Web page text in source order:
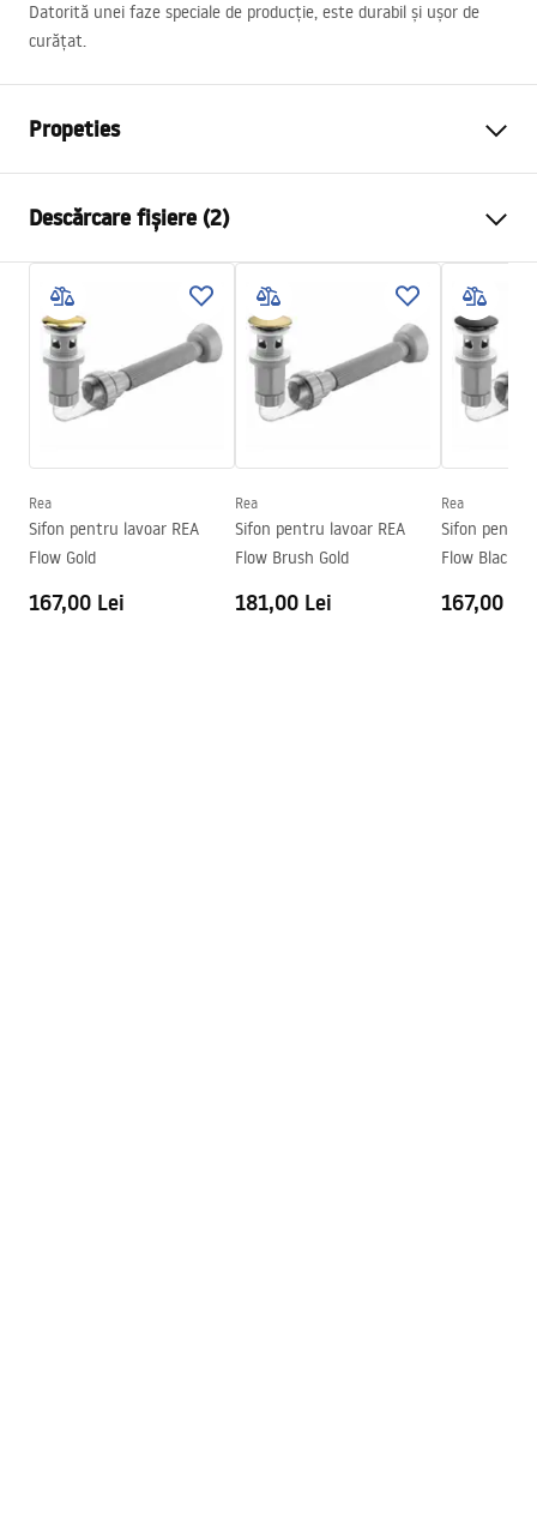
Datorită unei faze speciale de producție, este durabil și ușor de
curățat.
Propeties
Material
Culoare
Imitație piatră
Finisaj
Mat
Lungime
465
Latime
330mm
Inalime
135
Formă
Preaplin
Da Nu
Descărcare fișiere (2)
Instrucțiuni de asamblare
Condiții de garanție
Rea
Sifon pentru lavoar REA
Flow Gold
167,00 Lei
Rea
Sifon pentru lavoar REA
Flow Brush Gold
181,00 Lei
Rea
Sifon pentru
Flow Black
167,00 Lei